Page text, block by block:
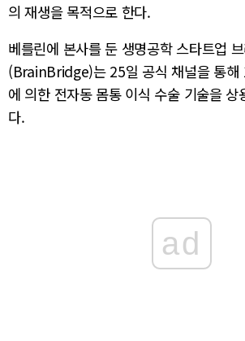
의 재생을 목적으로 한다.
베를린에 본사를 둔 생명공학 스타트업
(BrainBridge)는 25일 공식 채널을 통해
에 의한 전자동 몸통 이식 수술 기술을 상
다.
ad